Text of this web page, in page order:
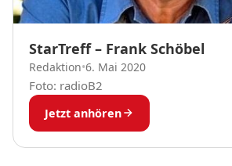
StarTreff – Frank Schöbel
Redaktion•6. Mai 2020
Foto: radioB2
Jetzt anhören